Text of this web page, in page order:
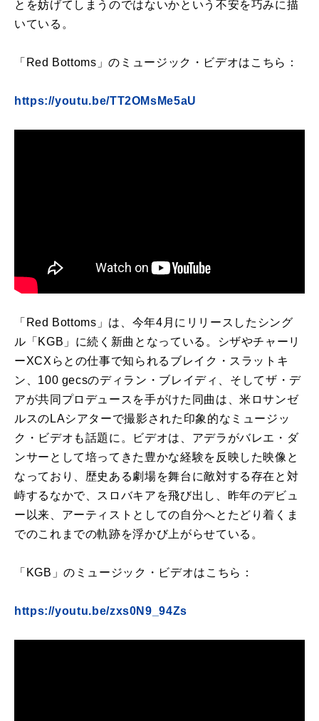
とを妨げてしまうのではないかという不安を巧みに描
いている。
「Red Bottoms」のミュージック・ビデオはこちら：
https://youtu.be/TT2OMsMe5aU
「Red Bottoms」は、今年4月にリリースしたシング
ル「KGB」に続く新曲となっている。シザやチャーリ
ーXCXらとの仕事で知られるブレイク・スラットキ
ン、100 gecsのディラン・ブレイディ、そしてザ・デ
アが共同プロデュースを手がけた同曲は、米ロサンゼ
ルスのLAシアターで撮影された印象的なミュージッ
ク・ビデオも話題に。ビデオは、アデラがバレエ・ダ
ンサーとして培ってきた豊かな経験を反映した映像と
なっており、歴史ある劇場を舞台に敵対する存在と対
峙するなかで、スロバキアを飛び出し、昨年のデビュ
ー以来、アーティストとしての自分へとたどり着くま
でのこれまでの軌跡を浮かび上がらせている。
「KGB」のミュージック・ビデオはこちら：
https://youtu.be/zxs0N9_94Zs